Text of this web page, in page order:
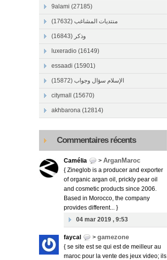
9alami (27185)
منتديات المشاغب (17632)
وذكر (16843)
luxeradio (16149)
essaadi (15901)
الإسلام سؤال وجواب (15872)
citymall (15670)
akhbarona (12814)
Commentaires récents
Camélia > ArganMaroc
{ Zineglob is a producer and exporter
of organic argan oil, prickly pear oil
and cosmetic products since 2006.
Based in Morocco, the company
provides different... }
04 mar 2019 , 9:53
faycal > gamezone
{ se site est se qui est de meilleur au
maroc pour la vente des jeux video; ils